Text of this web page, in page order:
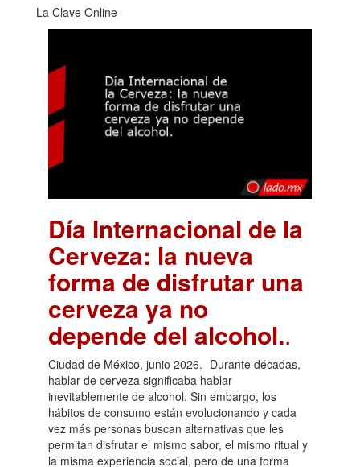
La Clave Online
Día Internacional de la
Cerveza: la nueva
forma de disfrutar una
cerveza ya no
depende del alcohol..
Ciudad de México, junio 2026.- Durante décadas,
hablar de cerveza significaba hablar
inevitablemente de alcohol. Sin embargo, los
hábitos de consumo están evolucionando y cada
vez más personas buscan alternativas que les
permitan disfrutar el mismo sabor, el mismo ritual y
la misma experiencia social, pero de una forma